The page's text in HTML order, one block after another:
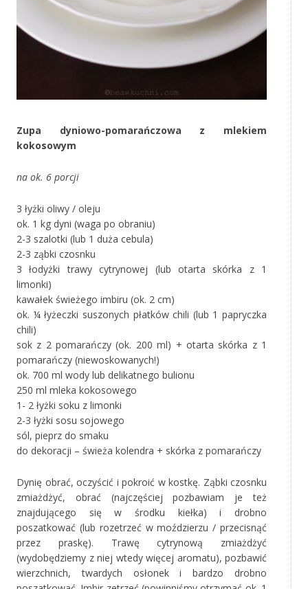
Zupa dyniowo-pomarańczowa z mlekiem
kokosowym
na ok. 6 porcji
3 łyżki oliwy / oleju
ok. 1 kg dyni (waga po obraniu)
2-3 szalotki (lub 1 duża cebula)
2-3 ząbki czosnku
3 łodyżki trawy cytrynowej (lub otarta skórka z 1
limonki)
kawałek świeżego imbiru (ok. 2 cm)
ok. ¼ łyżeczki suszonych płatków chili (lub 1 papryczka
chili)
sok z 2 pomarańczy (ok. 200 ml) + otarta skórka z 1
pomarańczy (niewoskowanych!)
ok. 700 ml wody lub delikatnego bulionu
250 ml mleka kokosowego
1- 2 łyżki soku z limonki
2-3 łyżki sosu sojowego
sól, pieprz do smaku
do dekoracji – świeża kolendra + skórka z pomarańczy
Dynię obrać, oczyścić i pokroić w kostkę. Ząbki czosnku
zmiażdżyć, obrać (najczęściej pozbawiam je też
znajdującego się w środku kiełka) i drobno
poszatkować (lub rozetrzeć w moździerzu / przecisnąć
przez praskę). Trawę cytrynową zmiażdżyć
(wydobędziemy z niej wtedy więcej aromatu), pozbawić
wierzchnich, twardych osłonek i bardzo drobno